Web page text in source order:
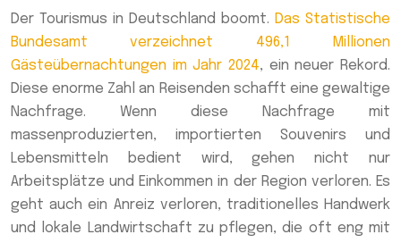
Der Tourismus in Deutschland boomt. Das Statistische
Bundesamt verzeichnet 496,1 Millionen
Gästeübernachtungen im Jahr 2024, ein neuer Rekord.
Diese enorme Zahl an Reisenden schafft eine gewaltige
Nachfrage. Wenn diese Nachfrage mit
massenproduzierten, importierten Souvenirs und
Lebensmitteln bedient wird, gehen nicht nur
Arbeitsplätze und Einkommen in der Region verloren. Es
geht auch ein Anreiz verloren, traditionelles Handwerk
und lokale Landwirtschaft zu pflegen, die oft eng mit